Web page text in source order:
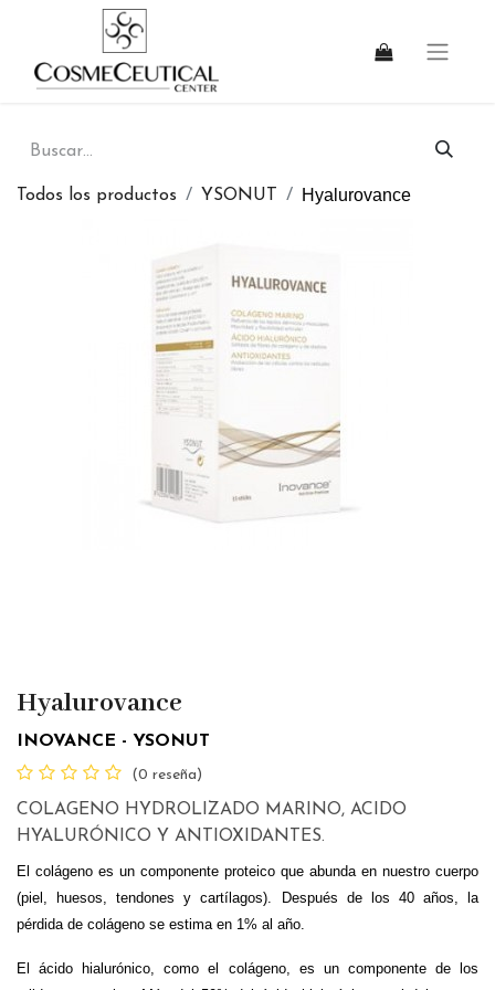
Todos los productos YSONUT Hyalurovance
Hyalurovance
INOVANCE - YSONUT
(0 reseña)
COLAGENO HYDROLIZADO MARINO, ACIDO
HYALURÓNICO Y ANTIOXIDANTES.
El colágeno es un componente proteico que abunda en nuestro cuerpo
(piel, huesos, tendones y cartílagos). Después de los 40 años, la
pérdida de colágeno se estima en 1% al año.
El ácido hialurónico, como el colágeno, es un componente de los